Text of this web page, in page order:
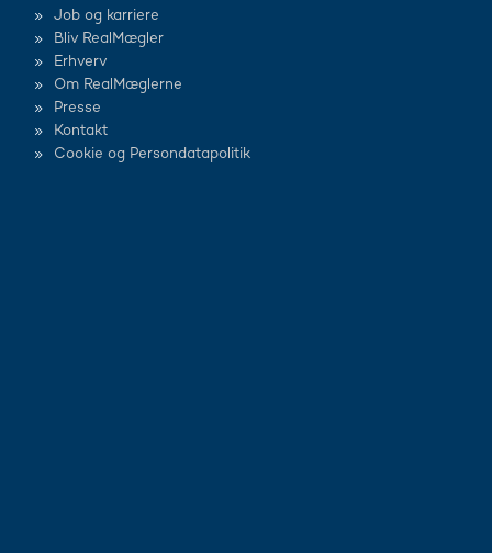
Job og karriere
Bliv RealMægler
Erhverv
Om RealMæglerne
Presse
Kontakt
Cookie og Persondatapolitik